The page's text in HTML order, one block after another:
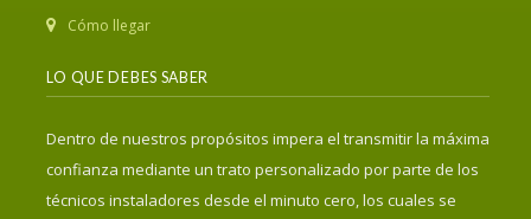
Cómo llegar
LO QUE DEBES SABER
Dentro de nuestros propósitos impera el transmitir la máxima
confianza mediante un trato personalizado por parte de los
técnicos instaladores desde el minuto cero, los cuales se